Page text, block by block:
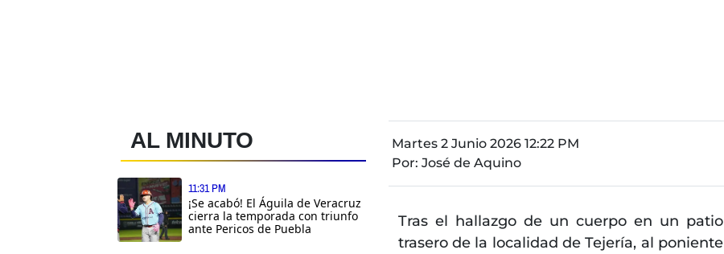
AL MINUTO
11:31 PM
¡Se acabó! El Águila de Veracruz
cierra la temporada con triunfo
ante Pericos de Puebla
Martes 2 Junio 2026 12:22 PM
Por: José de Aquino
Tras el hallazgo de un cuerpo en un patio
trasero de la localidad de Tejería, al poniente